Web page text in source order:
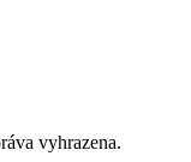
vyhrazena.